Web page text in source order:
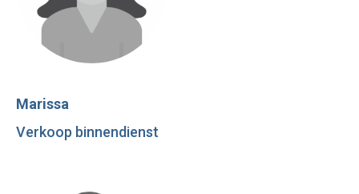
Marissa
Verkoop binnendienst